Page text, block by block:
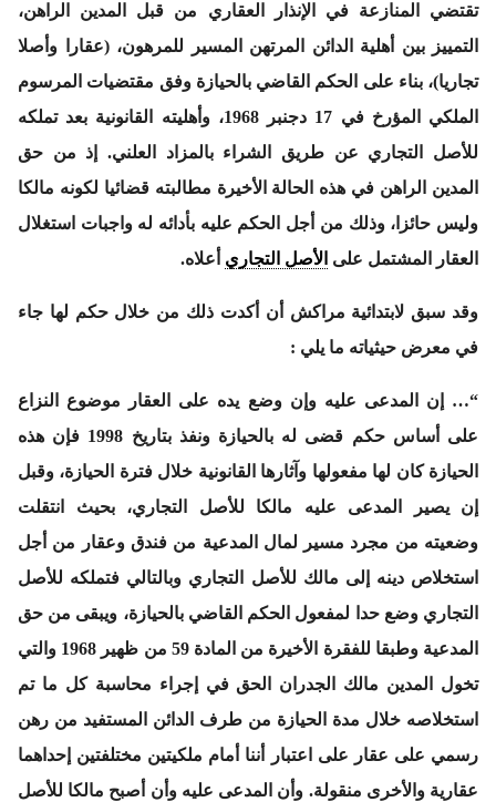
تقتضي المنازعة في الإنذار العقاري من قبل المدين الراهن،
التمييز بين أهلية الدائن المرتهن المسير للمرهون، (عقارا وأصلا
تجاريا)، بناء على الحكم القاضي بالحيازة وفق مقتضيات المرسوم
الملكي المؤرخ في 17 دجنبر 1968، وأهليته القانونية بعد تملكه
للأصل التجاري عن طريق الشراء بالمزاد العلني. إذ من حق
المدين الراهن في هذه الحالة الأخيرة مطالبته قضائيا لكونه مالكا
وليس حائزا، وذلك من أجل الحكم عليه بأدائه له واجبات استغلال
العقار المشتمل على الأصل التجاري أعلاه.
وقد سبق لابتدائية مراكش أن أكدت ذلك من خلال حكم لها جاء
في معرض حيثياته ما يلي :
“… إن المدعى عليه وإن وضع يده على العقار موضوع النزاع
على أساس حكم قضى له بالحيازة ونفذ بتاريخ 1998 فإن هذه
الحيازة كان لها مفعولها وآثارها القانونية خلال فترة الحيازة، وقبل
إن يصير المدعى عليه مالكا للأصل التجاري، بحيث انتقلت
وضعيته من مجرد مسير لمال المدعية من فندق وعقار من أجل
استخلاص دينه إلى مالك للأصل التجاري وبالتالي فتملكه للأصل
التجاري وضع حدا لمفعول الحكم القاضي بالحيازة، ويبقى من حق
المدعية وطبقا للفقرة الأخيرة من المادة 59 من ظهير 1968 والتي
تخول المدين مالك الجدران الحق في إجراء محاسبة كل ما تم
استخلاصه خلال مدة الحيازة من طرف الدائن المستفيد من رهن
رسمي على عقار على اعتبار أننا أمام ملكيتين مختلفتين إحداهما
عقارية والأخرى منقولة. وأن المدعى عليه وأن أصبح مالكا للأصل